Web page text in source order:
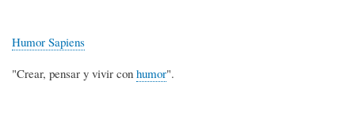
Humor Sapiens
"Crear, pensar y vivir con humor".